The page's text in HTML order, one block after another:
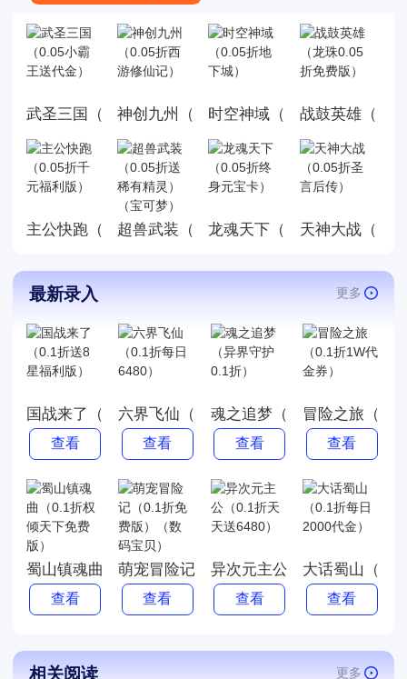
各种折扣福利活动优化了玩家
的游戏体验，0.05折扣手游成
为了许多玩家的选择。
武圣三国（0.05小霸王送代金）
神创九州（0.05折西游修仙记）
时空神域（0.05折地下城）
战鼓英雄（龙
主公快跑（0.05折千元福利版）
超兽武装（0.05折送稀有精灵）（宝可梦
龙魂天下（0.05折终身元宝
天神大战（
最新录入 更多
国战来了（0.1折送8星福利版）
查看
六界飞仙（0.1折每日6480）
查看
魂之追梦（异界守护0.1折）
查看
冒险之旅（0.1
查看
蜀山镇魂曲（0.1折权倾天下免费版）
查看
萌宠冒险记（0.1折免费版）（数码宝贝）
查看
异次元主公（0.1折天天送
查看
大话蜀山（0.1
查看
相关阅读 更多